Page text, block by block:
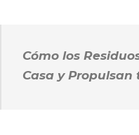
Cómo los
Casa y Propulsan